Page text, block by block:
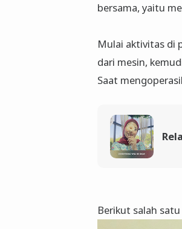
bersama, yaitu
Mulai aktivitas di
dari mesin,
Saat
Berikut salah